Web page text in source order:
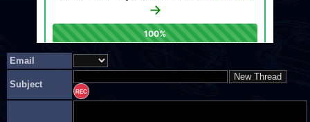
Email
Subject
REC